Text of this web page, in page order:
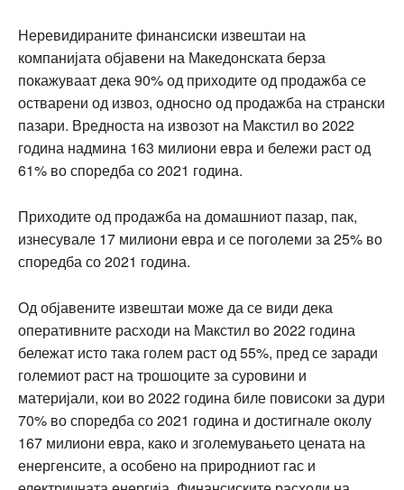
Неревидираните финансиски извештаи на
компанијата објавени на Македонската берза
покажуваат дека 90% од приходите од продажба се
остварени од извоз, односно од продажба на странски
пазари. Вредноста на извозот на Макстил во 2022
година надмина 163 милиони евра и бележи раст од
61% во споредба со 2021 година.
Приходите од продажба на домашниот пазар, пак,
изнесувале 17 милиони евра и се поголеми за 25% во
споредба со 2021 година.
Од објавените извештаи може да се види дека
оперативните расходи на Макстил во 2022 година
бележат исто така голем раст од 55%, пред се заради
големиот раст на трошоците за суровини и
материјали, кои во 2022 година биле повисоки за дури
70% во споредба со 2021 година и достигнале околу
167 милиони евра, како и зголемувањето цената на
енергенсите, а особено на природниот гас и